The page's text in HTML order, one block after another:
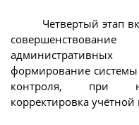
Четвертый этап
административных
формирование системы
контроля, при
корректировка